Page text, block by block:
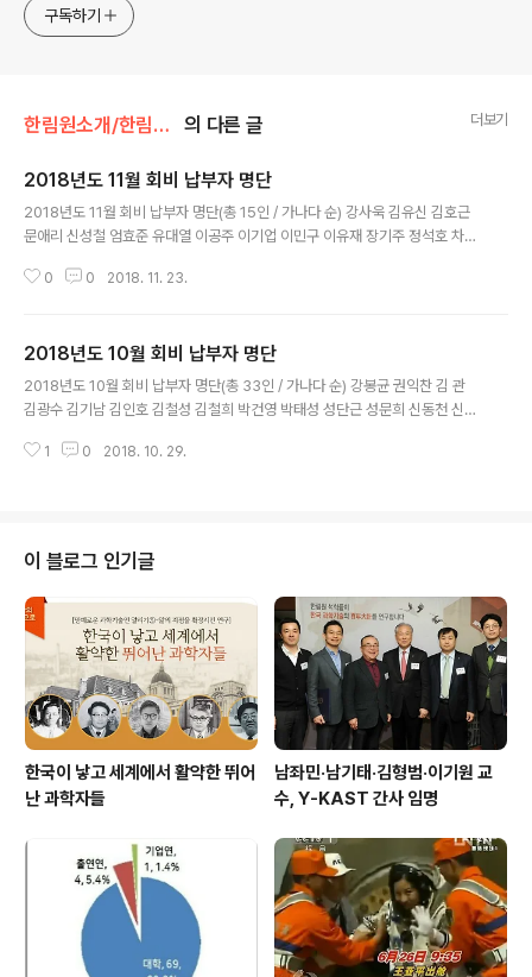
구독하기
한림원소개/한림원의 오늘 의 다른 글 더보기
2018년도 11월 회비 납부자 명단
2018년도 11월 회비 납부자 명단(총 15인 / 가나다 순) 강사욱 김유신 김호근
문애리 신성철 엄효준 유대열 이공주 이기업 이민구 이유재 장기주 정석호 차국
납)에 따라 완납시까지 임원 선출권 및 피선출권, 총회 의결권 등 정회원의 권한
0 0 2018. 11. 23.
2018년도 10월 회비 납부자 명단
2018년도 10월 회비 납부자 명단(총 33인 / 가나다 순) 강봉균 권익찬 김 관
김광수 김기남 김인호 김철성 김철희 박건영 박태성 성단근 성문희 신동천 신동
장성호 장영원 장현명 정광화 정헌택 조문섭 최상호 최양규 최진호 ※ 회비를 2
1 0 2018. 10. 29.
이 블로그 인기글
한국이 낳고 세계에서 활약한 뛰어
난 과학자들
남좌민·남기태·김형범·이기원 교
수, Y-KAST 간사 임명